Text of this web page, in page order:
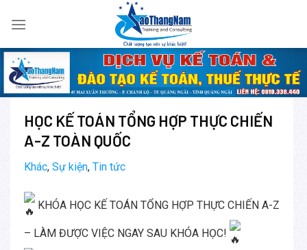
HỌC KẾ TOÁN TỔNG HỢP THỰC CHIẾN
A-Z TOÀN QUỐC
Khác, Sự kiện, Tin tức
KHÓA HỌC KẾ TOÁN TỔNG HỢP THỰC CHIẾN A-Z
– LÀM ĐƯỢC VIỆC NGAY SAU KHÓA HỌC!